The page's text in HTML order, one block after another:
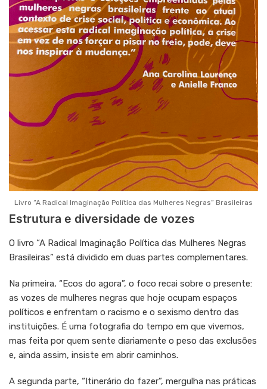
Livro “A Radical Imaginação Política das Mulheres Negras” Brasileiras
Estrutura e diversidade de vozes
O livro “A Radical Imaginação Política das Mulheres Negras
Brasileiras” está dividido em duas partes complementares.
Na primeira, “Ecos do agora”, o foco recai sobre o presente:
as vozes de mulheres negras que hoje ocupam espaços
políticos e enfrentam o racismo e o sexismo dentro das
instituições. É uma fotografia do tempo em que vivemos,
mas feita por quem sente diariamente o peso das exclusões
e, ainda assim, insiste em abrir caminhos.
A segunda parte, “Itinerário do fazer”, mergulha nas práticas